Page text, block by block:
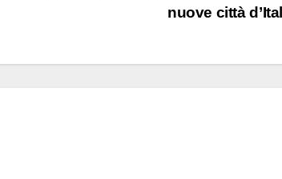
nuove città